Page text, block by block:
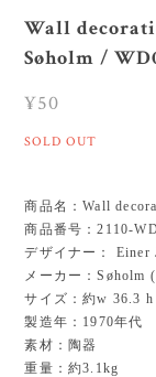
Wall
Søholm /
¥50
SOLD OUT
商品名：Wall
商品番号：2110-
デザイナー： Einer
メーカー：Søholm
サイズ：約w 36.3
製造年：1970年代
素材：陶器
重量：約3.1kg